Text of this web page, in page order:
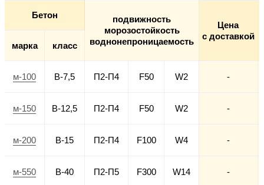
Бетон
подвижность
морозостойкость
воднонепроницаемость
Цена
с доставкой
марка
класс
м-100 В-7,5 П2-П4 F50 W2 -
м-150 В-12,5 П2-П4 F50 W2 -
м-200 В-15 П2-П4 F100 W4 -
м-550 В-40 П2-П5 F300 W14 -